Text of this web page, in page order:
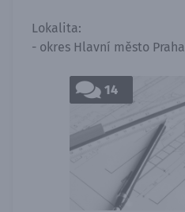
Lokalita:
- okres Hlavní město Praha
14